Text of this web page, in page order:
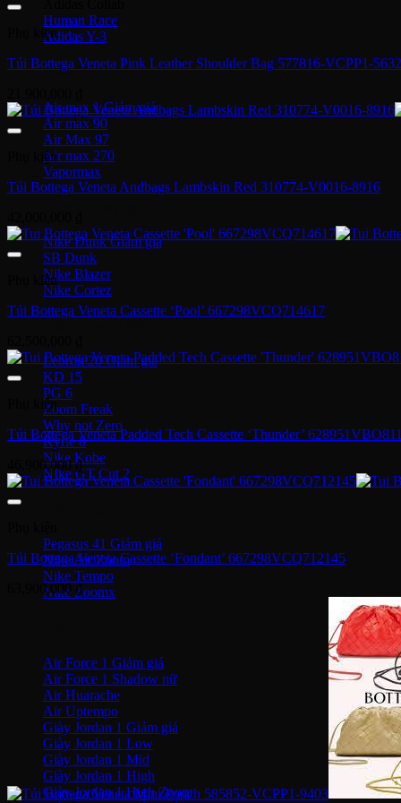
Human Race
Adidas Y-3
Nike Air Max
Air max 1
Air max 90
Air Max 97
Air max 270
Vapormax
Nike Dunk
SB Dunk
Nike Blazer
Nike Cortez
Lebron 20
KD 15
PG 6
Zoom Freak
Why not Zero
Kyrie 8
Nike Kobe
NIke GT Cut 2
Pegasus 41
Nike Air Zoom
Nike Tempo
Nike Zoomx
Air Force 1
Air Force 1 Shadow nữ
Air Huarache
Air Uptempo
Giày Jordan 1
Giày Jordan 1 Low
Giày Jordan 1 Mid
Giày Jordan 1 High
Giày Jordan 1 High Zoom
Phụ kiện
Túi Bottega Veneta Pink Leather Shoulder Bag 577816-VCPP1-5632
Phụ kiện
Túi Bottega Veneta Andbags Lambskin Red 310774-V0016-8916
Phụ kiện
Túi Bottega Veneta Cassette ‘Pool’ 667298VCQ714617
Phụ kiện
Túi Bottega Veneta Padded Tech Cassette ‘Thunder’
46,900,000₫
Túi Bottega Veneta Cassette ‘Fondant’ 667298VCQ712145
63,900,000 ₫